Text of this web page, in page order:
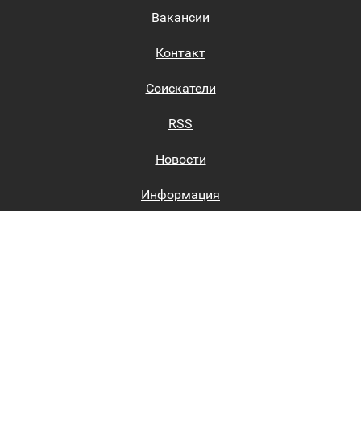
Вакансии
Контакт
Соискатели
RSS
Новости
Информация